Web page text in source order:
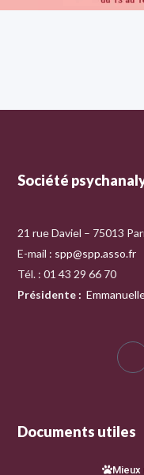
Société
21 rue Daviel – 75013
E-mail : spp@spp.asso.fr
Tél. : 01 43 29 66 70
Présidente :
Documents utiles
Mieux